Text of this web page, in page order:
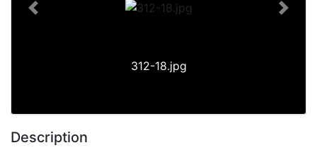
312-18.jpg
Previous Next
Description